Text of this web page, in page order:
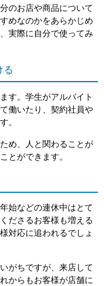
のお店や商品について
めなのかをあらかじめ
実際に自分で使ってみ
る
す。学生がアルバイト
働いたり、契約社員や
。
め、人と関わることが
とができます。
始などの連休中はとて
ださるお客様も増える
対応に追われるでしょ
がちですが、来店して
からもお客様が店舗に